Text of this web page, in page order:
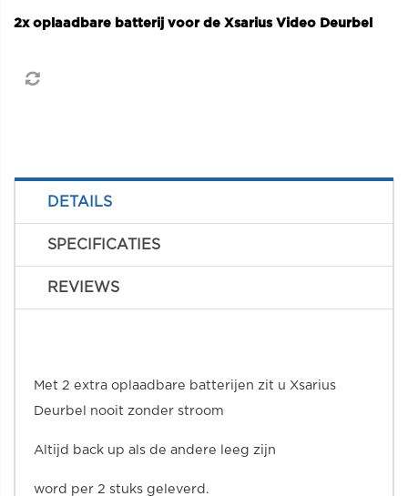
2x oplaadbare batterij voor de Xsarius Video Deurbel
DETAILS
SPECIFICATIES
REVIEWS
Met 2 extra oplaadbare batterijen zit u Xsarius
Deurbel nooit zonder stroom
Altijd back up als de andere leeg zijn
word per 2 stuks geleverd.